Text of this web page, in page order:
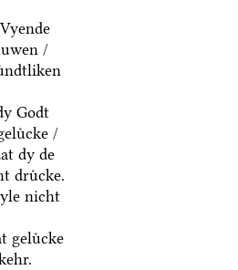
/
Godt
/
dy de
druͤcke.
nicht
geluͤcke